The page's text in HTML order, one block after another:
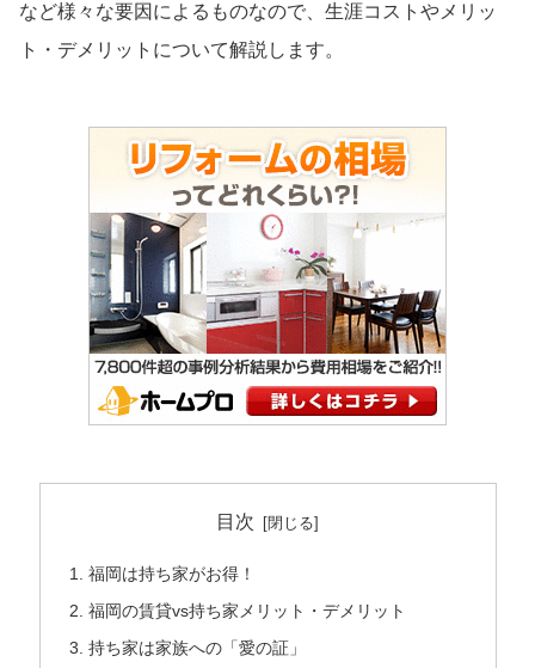
など様々な要因によるものなので、生涯コストやメリッ
ト・デメリットについて解説します。
目次
福岡は持ち家がお得！
福岡の賃貸vs持ち家メリット・デメリット
持ち家は家族への「愛の証」